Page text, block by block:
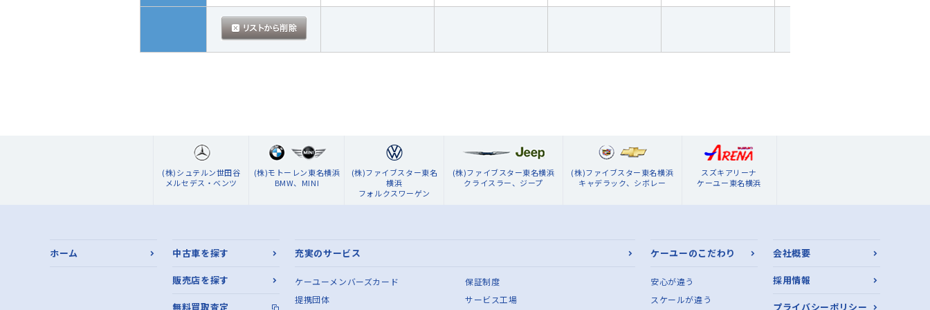
(株)シュテルン世田谷
メルセデス・ベンツ
(株)モトーレン東名横浜
BMW、MINI
(株)ファイブスター東名
横浜
フォルクスワーゲン
(株)ファイブスター東名横浜
クライスラー、ジープ
(株)ファイブスター東名横浜
キャデラック、シボレー
スズキアリーナ
ケーユー東名横浜
ホーム 中古車を探す
販売店を探す
無料買取査定
充実のサービス
ケーユーメンバーズカード
保証制度
提携団体
サービス工場
ケーユーのこだわり
安心が違う
スケールが違う
会社概要
採用情報
プライバシーポリシー